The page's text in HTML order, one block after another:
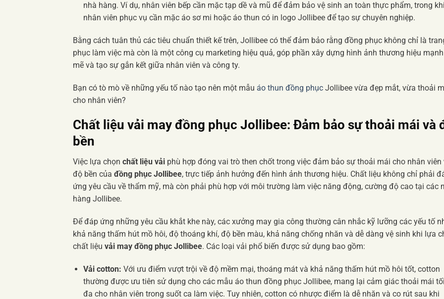
nhà hàng. Ví dụ, nhân viên bếp cần mặc tạp dề và mũ để đảm bảo vệ sinh an toàn thực phẩm, trong khi
nhân viên phục vụ cần mặc áo sơ mi hoặc áo thun có in logo Jollibee để tạo sự chuyên nghiệp.
Bằng cách tuân thủ các tiêu chuẩn thiết kế trên, Jollibee có thể đảm bảo rằng đồng phục không chỉ là
phục làm việc mà còn là một công cụ marketing hiệu quả, góp phần xây dựng hình ảnh thương hiệu mạnh
mẽ và tạo sự gắn kết giữa nhân viên và công ty.
Bạn có tò mò về những yếu tố nào tạo nên một mẫu áo thun đồng phục Jollibee vừa đẹp mắt, vừa thoải
cho nhân viên?
Chất liệu vải may đồng phục Jollibee: Đảm bảo sự thoải mái và
bền
Việc lựa chọn chất liệu vải phù hợp đóng vai trò then chốt trong việc đảm bảo sự thoải mái cho nhân viên
độ bền của đồng phục Jollibee, trực tiếp ảnh hưởng đến hình ảnh thương hiệu. Chất liệu không chỉ phải
ứng yêu cầu về thẩm mỹ, mà còn phải phù hợp với môi trường làm việc năng động, cường độ cao tại các
hàng Jollibee.
Để đáp ứng những yêu cầu khắt khe này, các xưởng may gia công thường cân nhắc kỹ lưỡng các yếu tố
khả năng thấm hút mồ hôi, độ thoáng khí, độ bền màu, khả năng chống nhăn và dễ dàng vệ sinh khi lựa
chất liệu vải may đồng phục Jollibee. Các loại vải phổ biến được sử dụng bao gồm:
Vải cotton: Với ưu điểm vượt trội về độ mềm mại, thoáng mát và khả năng thấm hút mồ hôi tốt, cotton
thường được ưu tiên sử dụng cho các mẫu áo thun đồng phục Jollibee, mang lại cảm giác thoải mái tối
đa cho nhân viên trong suốt ca làm việc. Tuy nhiên, cotton có nhược điểm là dễ nhăn và co rút sau khi